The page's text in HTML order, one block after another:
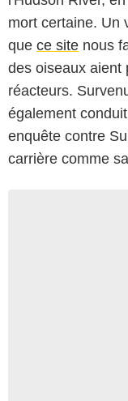
mort certaine. Un
que ce site nous
des oiseaux aient
réacteurs.
également
enquête contre
carrière comme